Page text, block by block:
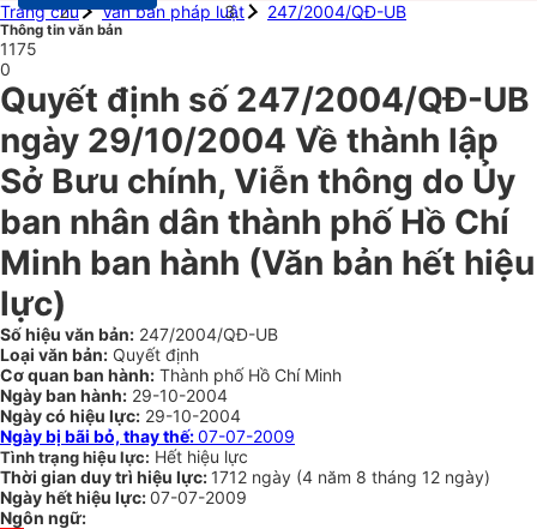
Trang chủ
Văn bản pháp luật 247/2004/QĐ-UB
Thông tin văn bản
1175
0
Quyết định số 247/2004/QĐ-UB
ngày 29/10/2004 Về thành lập
Sở Bưu chính, Viễn thông do Ủy
ban nhân dân thành phố Hồ Chí
Minh ban hành (Văn bản hết hiệu
lực)
Số hiệu văn bản: 247/2004/QĐ-UB
Loại văn bản: Quyết định
Cơ quan ban hành: Thành phố Hồ Chí Minh
Ngày ban hành: 29-10-2004
Ngày có hiệu lực: 29-10-2004
Ngày bị bãi bỏ, thay thế:07-07-2009
Tình trạng hiệu lực: Hết hiệu lực
Thời gian duy trì hiệu lực: 1712 ngày (4 năm 8 tháng 12 ngày)
Ngày hết hiệu lực:07-07-2009
Ngôn ngữ: